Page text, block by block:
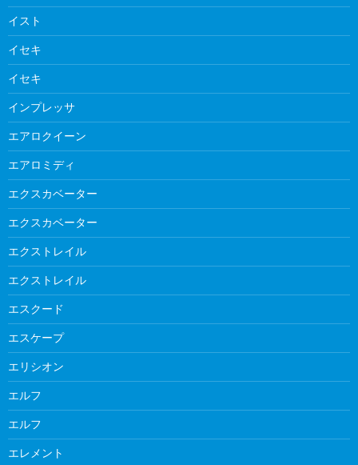
イスト
イセキ
イセキ
インプレッサ
エアロクイーン
エアロミディ
エクスカベーター
エクスカベーター
エクストレイル
エクストレイル
エスクード
エスケープ
エリシオン
エルフ
エルフ
エレメント